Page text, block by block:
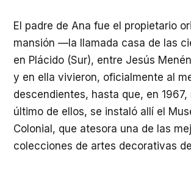
El padre de Ana fue el propietario
mansión —la llamada casa de las
en Plácido (Sur), entre Jesús
y en ella vivieron, oficialmente al
descendientes, hasta que, en 1967,
último de ellos, se instaló allí el
Colonial, que atesora una de las
colecciones de artes decorativas